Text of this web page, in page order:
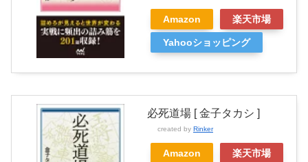
Amazon 楽天市場
Yahooショッピング
必死道場 [ 金子タカシ ]
created by Rinker
Amazon 楽天市場